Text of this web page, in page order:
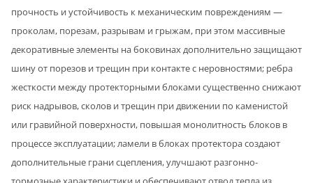
прочность и устойчивость к механическим повреждениям —
проколам, порезам, разрывам и грыжам, при этом массивные
декоративные элементы на боковинах дополнительно защищают
шину от порезов и трещин при контакте с неровностями; ребра
жесткости между протекторными блоками существенно снижают
риск надрывов, сколов и трещин при движении по каменистой
или гравийной поверхности, повышая монолитность блоков в
процессе эксплуатации; ламели в блоках протектора создают
дополнительные грани сцепления, улучшают разгонно-